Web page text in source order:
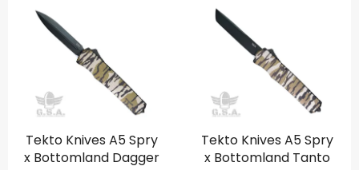
Tekto Knives A5 Spry
x Bottomland Dagger
Tekto Knives A5 Spry
x Bottomland Tanto